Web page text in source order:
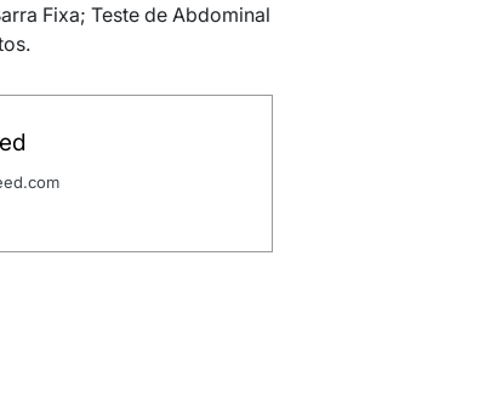
Fixa; Teste de Abdominal